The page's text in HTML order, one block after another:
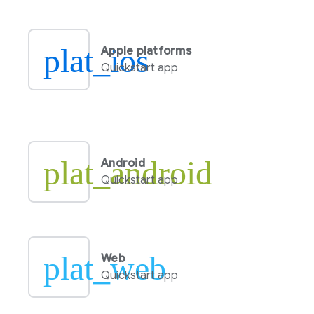
plat_ios
Apple platforms
Quickstart app
plat_android
Android
Quickstart app
plat_web
Web
Quickstart app